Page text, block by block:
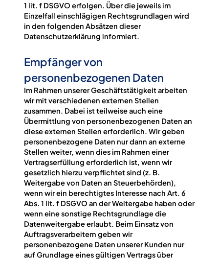
1 lit. f DSGVO erfolgen. Über die jeweils im
Einzelfall einschlägigen Rechtsgrundlagen wird
in den folgenden Absätzen dieser
Datenschutzerklärung informiert.
Empfänger von
personenbezogenen Daten
Im Rahmen unserer Geschäftstätigkeit arbeiten
wir mit verschiedenen externen Stellen
zusammen. Dabei ist teilweise auch eine
Übermittlung von personenbezogenen Daten an
diese externen Stellen erforderlich. Wir geben
personenbezogene Daten nur dann an externe
Stellen weiter, wenn dies im Rahmen einer
Vertragserfüllung erforderlich ist, wenn wir
gesetzlich hierzu verpflichtet sind (z. B.
Weitergabe von Daten an Steuerbehörden),
wenn wir ein berechtigtes Interesse nach Art. 6
Abs. 1 lit. f DSGVO an der Weitergabe haben oder
wenn eine sonstige Rechtsgrundlage die
Datenweitergabe erlaubt. Beim Einsatz von
Auftragsverarbeitern geben wir
personenbezogene Daten unserer Kunden nur
auf Grundlage eines gültigen Vertrags über